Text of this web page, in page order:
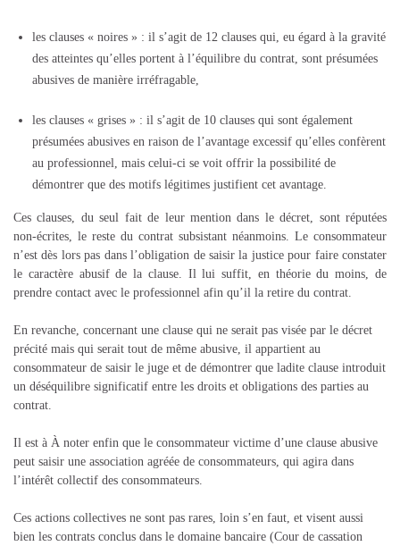
les clauses « noires » : il s’agit de 12 clauses qui, eu égard à la gravité
des atteintes qu’elles portent à l’équilibre du contrat, sont présumées
abusives de manière irréfragable,
les clauses « grises » : il s’agit de 10 clauses qui sont également
présumées abusives en raison de l’avantage excessif qu’elles confèrent
au professionnel, mais celui-ci se voit offrir la possibilité de
démontrer que des motifs légitimes justifient cet avantage.
Ces clauses, du seul fait de leur mention dans le décret, sont réputées
non-écrites, le reste du contrat subsistant néanmoins. Le consommateur
n’est dès lors pas dans l’obligation de saisir la justice pour faire constater
le caractère abusif de la clause. Il lui suffit, en théorie du moins, de
prendre contact avec le professionnel afin qu’il la retire du contrat.
En revanche, concernant une clause qui ne serait pas visée par le décret
précité mais qui serait tout de même abusive, il appartient au
consommateur de saisir le juge et de démontrer que ladite clause introduit
un déséquilibre significatif entre les droits et obligations des parties au
contrat.
Il est à À noter enfin que le consommateur victime d’une clause abusive
peut saisir une association agréée de consommateurs, qui agira dans
l’intérêt collectif des consommateurs.
Ces actions collectives ne sont pas rares, loin s’en faut, et visent aussi
bien les contrats conclus dans le domaine bancaire (Cour de cassation